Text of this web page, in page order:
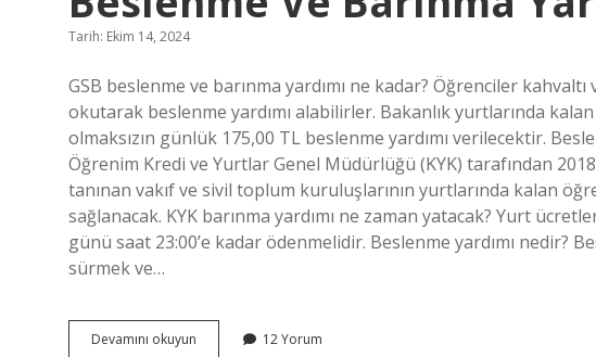
Tarih: Ekim 14, 2024
GSB beslenme ve barınma yardımı ne kadar? Öğrenciler
okutarak beslenme yardımı alabilirler. Bakanlık yurtlarında
olmaksızın günlük 175,00 TL beslenme yardımı verilecektir.
Öğrenim Kredi ve Yurtlar Genel Müdürlüğü (KYK) tarafından
tanınan vakıf ve sivil toplum kuruluşlarının yurtlarında kalan
sağlanacak. KYK barınma yardımı ne zaman yatacak? Yurt
günü saat 23:00’e kadar ödenmelidir. Beslenme yardımı nedir?
sürmek ve…
Devamını okuyun Beslenme 12 Yorum